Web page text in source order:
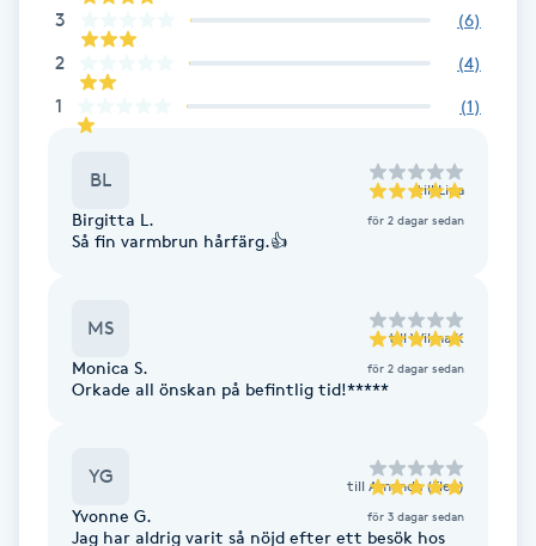
Fransk manikyr
Fransrengöring
Frekvensterapi
Friskvård
3 (6)
2 (4)
1 (1)
BL till Lina
Birgitta L. för 2 dagar sedan
Så fin varmbrun hårfärg.👍
MS till Wilma K
Monica S. för 2 dagar sedan
Orkade all önskan på befintlig tid!*****
YG till Amanda (Elev)
Yvonne G. för 3 dagar sedan
Jag har aldrig varit så nöjd efter ett besök hos